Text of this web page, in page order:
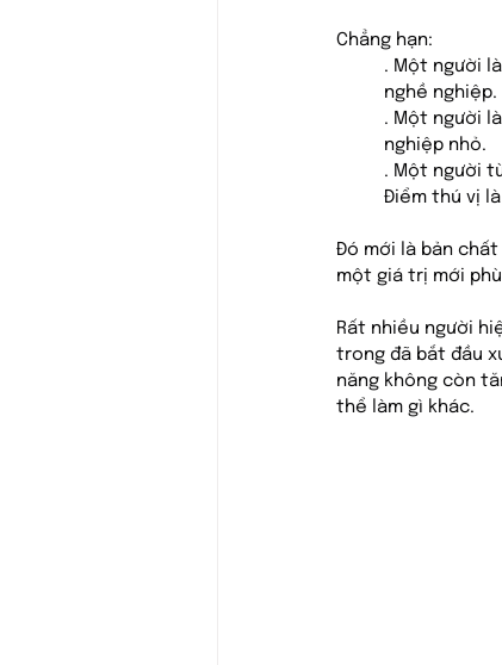
Chẳng hạn:
. Một người
nghề nghiệp.
. Một người
nghiệp nhỏ.
. Một người
Điểm thú vị
Đó mới là bản
một giá trị mới
Rất nhiều người
trong đã bắt đầu
năng không còn
thể làm gì khác.